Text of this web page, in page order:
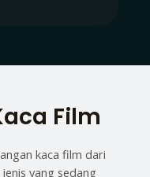
Film
kaca film dari
yang sedang